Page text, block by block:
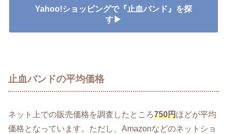
Yahoo!ショッピングで『止血バンド』を探
す▶
止血バンドの平均価格
ネット上での販売価格を調査したところ750円ほどが平均
価格となっています。ただし、Amazonなどのネットショ